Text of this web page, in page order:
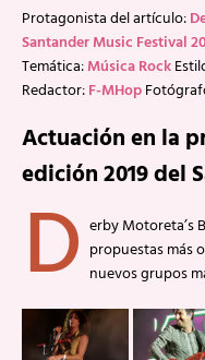
Protagonista del artículo:
Santander Music Festival
Temática:Música Rock
Redactor:F-MHop
Actuación en la
edición 2019 del
D erby Motoreta’s
propuestas más
nuevos grupos